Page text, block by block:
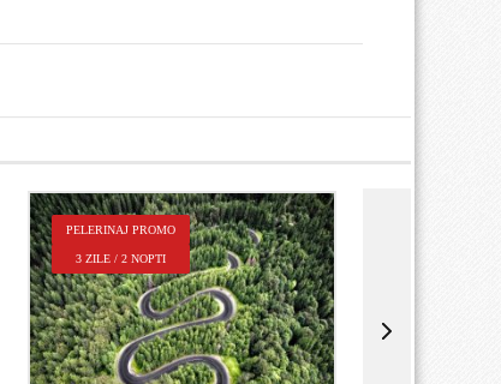
PELERINAJ PROMO
3 ZILE / 2 NOPTI